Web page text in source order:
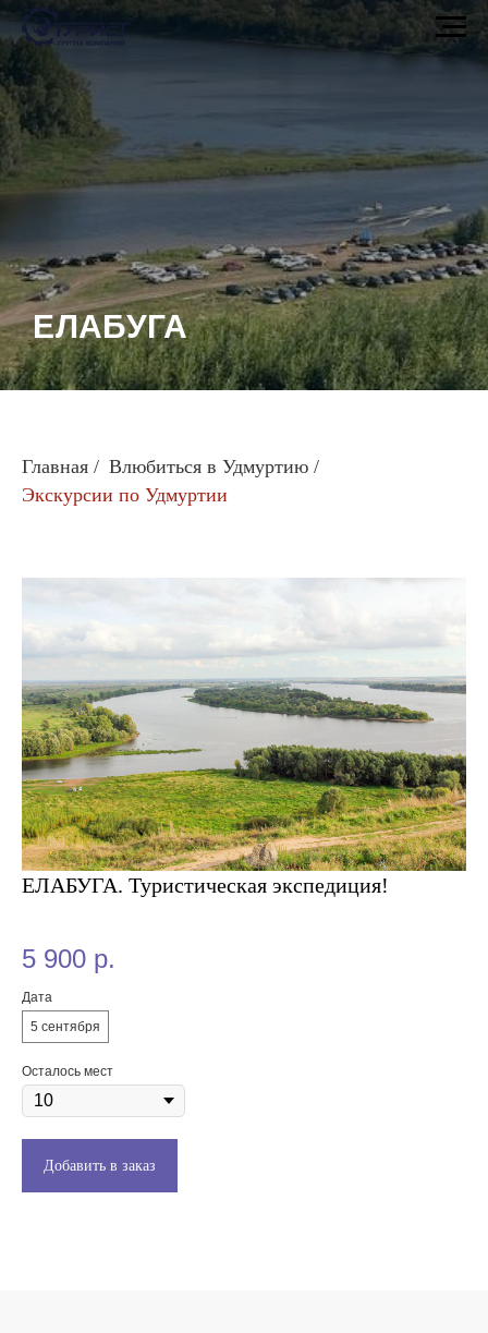
ЕЛАБУГА
Главная / Влюбиться в Удмуртию /
Экскурсии по Удмуртии
ЕЛАБУГА. Туристическая экспедиция!
5 900 р.
Дата
5 сентября
Осталось мест
Добавить в заказ